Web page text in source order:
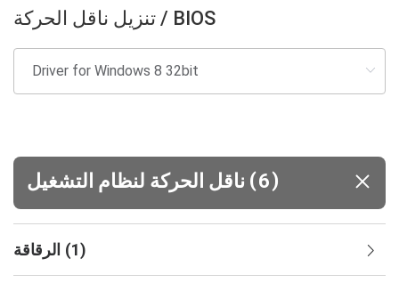
تنزيل ناقل الحركة / BIOS
(6)
الرقاقة (1)